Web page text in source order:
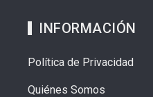
INFORMACIÓN
Política de Privacidad
Quiénes Somos